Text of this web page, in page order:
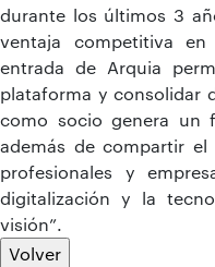
durante los últimos 3
ventaja competitiva
entrada de Arquia
plataforma y consolidar
como socio genera un
además de compartir
profesionales y
digitalización y la
visión”.
Volver